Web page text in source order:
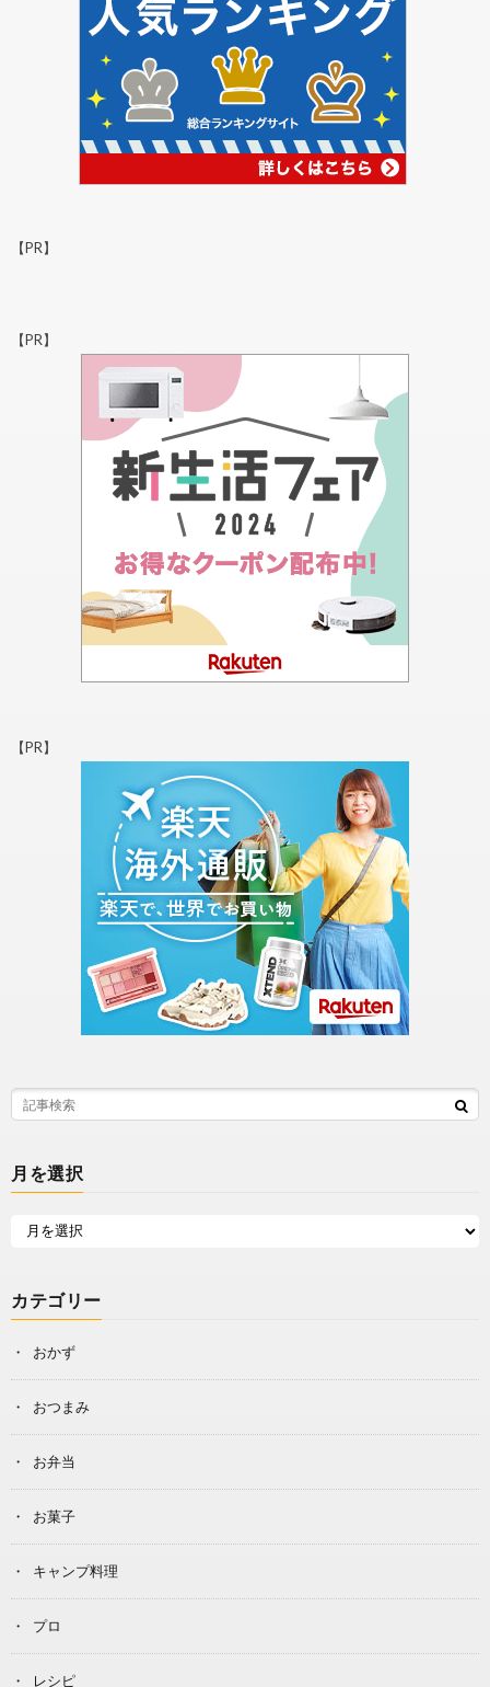
【PR】
【PR】
【PR】
月を選択
カテゴリー
おかず
おつまみ
お弁当
お菓子
キャンプ料理
プロ
レシピ